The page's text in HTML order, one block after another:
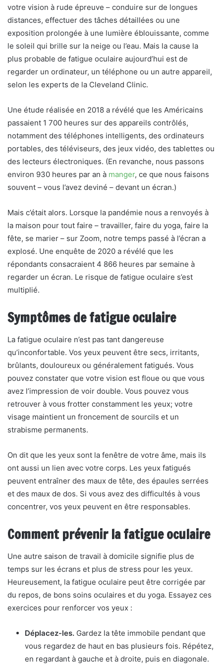
votre vision à rude épreuve – conduire sur de longues
distances, effectuer des tâches détaillées ou une
exposition prolongée à une lumière éblouissante, comme
le soleil qui brille sur la neige ou l’eau. Mais la cause la
plus probable de fatigue oculaire aujourd’hui est de
regarder un ordinateur, un téléphone ou un autre appareil,
selon les experts de la Cleveland Clinic.
Une étude réalisée en 2018 a révélé que les Américains
passaient 1 700 heures sur des appareils contrôlés,
notamment des téléphones intelligents, des ordinateurs
portables, des téléviseurs, des jeux vidéo, des tablettes ou
des lecteurs électroniques. (En revanche, nous passons
environ 930 heures par an à manger, ce que nous faisons
souvent – vous l’avez deviné – devant un écran.)
Mais c’était alors. Lorsque la pandémie nous a renvoyés à
la maison pour tout faire – travailler, faire du yoga, faire la
fête, se marier – sur Zoom, notre temps passé à l’écran a
explosé. Une enquête de 2020 a révélé que les
répondants consacraient 4 866 heures par semaine à
regarder un écran. Le risque de fatigue oculaire s’est
multiplié.
Symptômes de fatigue oculaire
La fatigue oculaire n’est pas tant dangereuse
qu’inconfortable. Vos yeux peuvent être secs, irritants,
brûlants, douloureux ou généralement fatigués. Vous
pouvez constater que votre vision est floue ou que vous
avez l’impression de voir double. Vous pouvez vous
retrouver à vous frotter constamment les yeux; votre
visage maintient un froncement de sourcils et un
strabisme permanents.
On dit que les yeux sont la fenêtre de votre âme, mais ils
ont aussi un lien avec votre corps. Les yeux fatigués
peuvent entraîner des maux de tête, des épaules serrées
et des maux de dos. Si vous avez des difficultés à vous
concentrer, vos yeux peuvent en être responsables.
Comment prévenir la fatigue oculaire
Une autre saison de travail à domicile signifie plus de
temps sur les écrans et plus de stress pour les yeux.
Heureusement, la fatigue oculaire peut être corrigée par
du repos, de bons soins oculaires et du yoga. Essayez ces
exercices pour renforcer vos yeux :
Déplacez-les. Gardez la tête immobile pendant que
vous regardez de haut en bas plusieurs fois. Répétez,
en regardant à gauche et à droite, puis en diagonale.